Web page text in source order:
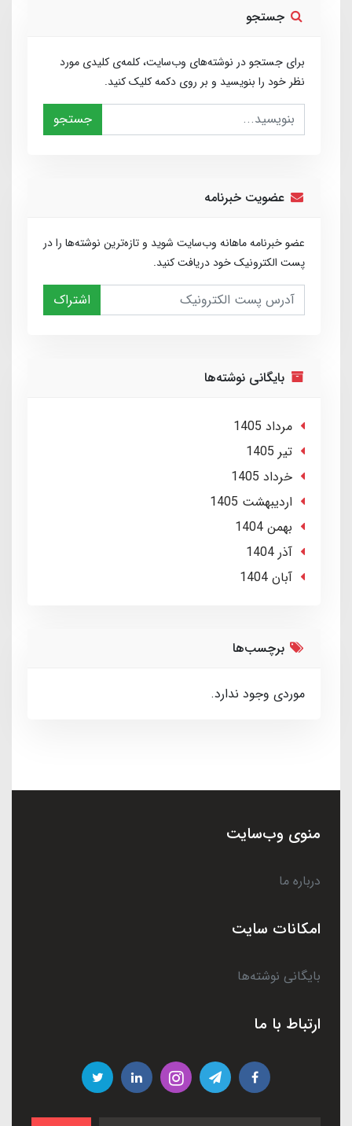
جستجو
برای جستجو در نوشته‌های وب‌سایت، کلمه‌ی کلیدی مورد
نظر خود را بنویسید و بر روی دکمه کلیک کنید.
جستجو
عضویت خبرنامه
عضو خبرنامه ماهانه وب‌سایت شوید و تازه‌ترین نوشته‌ها را در
پست الکترونیک خود دریافت کنید.
اشتراک
بایگانی نوشته‌ها
مرداد 1405
تير 1405
خرداد 1405
ارديبهشت 1405
بهمن 1404
آذر 1404
آبان 1404
برچسب‌ها
موردی وجود ندارد.
منوی وب‌سایت
درباره ما
امکانات سایت
بایگانی نوشته‌ها
ارتباط با ما